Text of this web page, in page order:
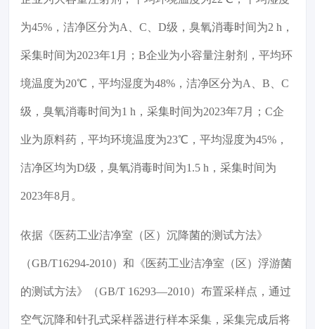
为45%，洁净区分为A、C、D级，臭氧消毒时间为2 h，
采集时间为2023年1月；B企业为小容量注射剂，平均环
境温度为20℃，平均湿度为48%，洁净区分为A、B、C
级，臭氧消毒时间为1 h，采集时间为2023年7月；C企
业为原料药，平均环境温度为23℃，平均湿度为45%，
洁净区均为D级，臭氧消毒时间为1.5 h，采集时间为
2023年8月。
依据《医药工业洁净室（区）沉降菌的测试方法》
（GB/T16294-2010）和《医药工业洁净室（区）浮游菌
的测试方法》（GB/T 16293—2010）布置采样点，通过
空气沉降和针孔式采样器进行样本采集，采集完成后将